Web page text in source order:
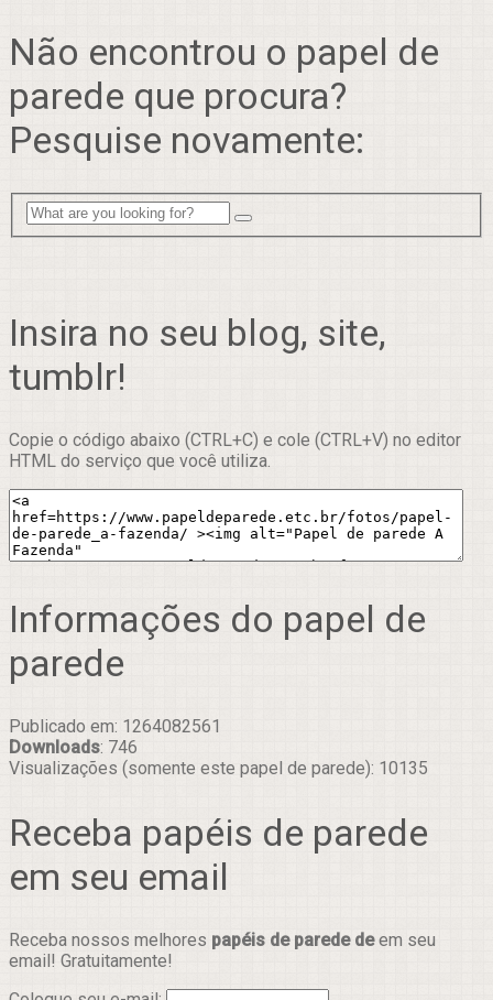
Não encontrou o papel de
parede que procura?
Pesquise novamente:
Insira no seu blog, site,
tumblr!
Copie o código abaixo (CTRL+C) e cole (CTRL+V) no editor
HTML do serviço que você utiliza.
Informações do papel de
parede
Publicado em: 1264082561
Downloads: 746
Visualizações (somente este papel de parede): 10135
Receba papéis de parede
em seu email
Receba nossos melhores papéis de parede deem seu
email! Gratuitamente!